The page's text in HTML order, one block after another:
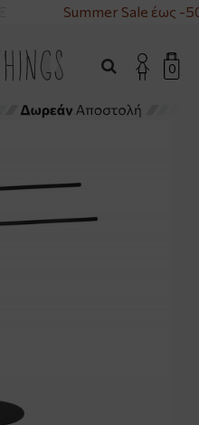
Summer Sale έως -
0